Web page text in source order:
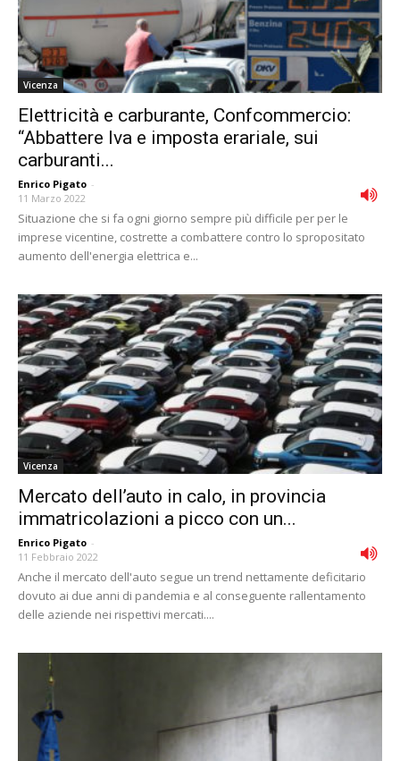
Vicenza
Elettricità e carburante, Confcommercio:
“Abbattere Iva e imposta erariale, sui
carburanti...
Enrico Pigato -
11 Marzo 2022
Situazione che si fa ogni giorno sempre più difficile per per le
imprese vicentine, costrette a combattere contro lo spropositato
aumento dell'energia elettrica e...
Vicenza
Mercato dell’auto in calo, in provincia
immatricolazioni a picco con un...
Enrico Pigato -
11 Febbraio 2022
Anche il mercato dell'auto segue un trend nettamente deficitario
dovuto ai due anni di pandemia e al conseguente rallentamento
delle aziende nei rispettivi mercati....